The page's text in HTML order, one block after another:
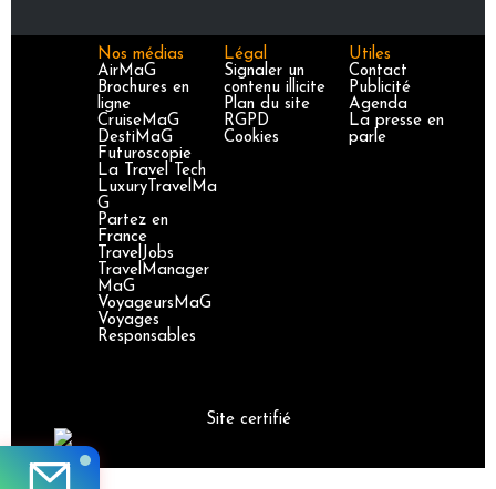
Nos médias
AirMaG
Brochures en
ligne
CruiseMaG
DestiMaG
Futuroscopie
La Travel Tech
LuxuryTravelMa
G
Partez en
France
TravelJobs
TravelManager
MaG
VoyageursMaG
Voyages
Responsables
Légal
Signaler un
contenu illicite
Plan du site
RGPD
Cookies
Utiles
Contact
Publicité
Agenda
La presse en
parle
Site certifié